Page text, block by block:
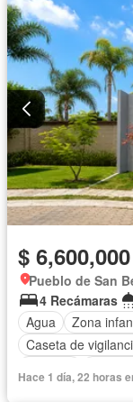
Jardín
Sala polivalente
Terraza
Vista
Sin amueblar
$
4 Recámaras
Agua
Zona
Caseta de
Hace 1 día, 22 horas